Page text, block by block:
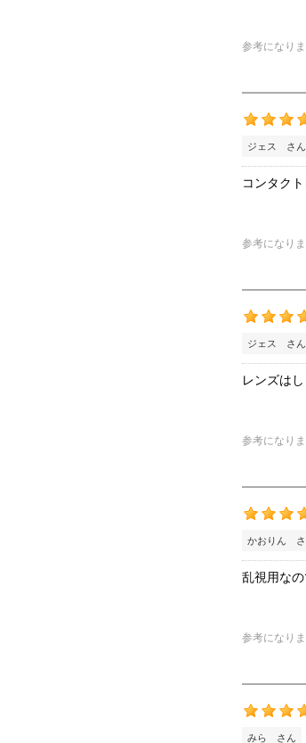
参考になり
ジェス さん
コンタク
参考になり
ジェス さん
レンズは
参考になり
かおりん さ
乱視用な
参考になり
みら さん